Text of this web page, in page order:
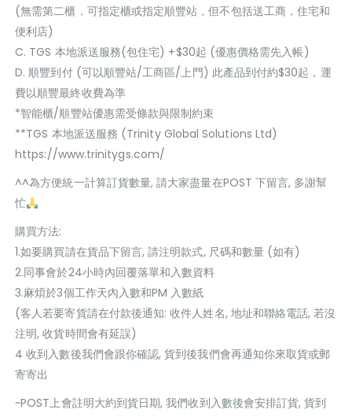
(無需第二櫃，可指定櫃或指定順豐站，但不包括送工商，住宅和
便利店)
C. TGS 本地派送服務(包住宅) +$30起 (優惠價格需先入帳)
D. 順豐到付 (可以順豐站/工商區/上門) 此產品到付約$30起，運
費以順豐最終收費為準
*智能櫃/順豐站優惠需受條款與限制約束
**TGS 本地派送服務 (Trinity Global Solutions Ltd)
https://www.trinitygs.com/
^^為方便統一計算訂貨數量, 請大家盡量在POST 下留言, 多謝幫
忙
購買方法:
1.如要購買請在貨品下留言, 請注明款式, 尺碼和數量 (如有)
2.同事會於24小時內回覆落單和入數資料
3.麻煩於3個工作天內入數和PM 入數紙
(客人若要寄貨請在付款後通知: 收件人姓名, 地址和聯絡電話, 若沒
注明, 收貨時間會有延誤)
4 收到入數後我們會跟你確認, 貨到後我們會再通知你來取貨或郵
寄寄出
~POST上會註明大約到貨日期, 我們收到入數後會安排訂貨, 貨到